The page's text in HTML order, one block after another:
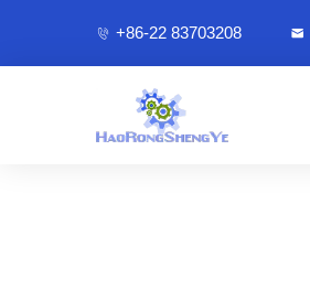
+86-22 83703208